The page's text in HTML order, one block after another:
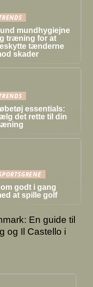
mundhygiejne
træning for at
tænderne
skader
essentials:
det rette til din
godt i gang
at spille golf
En guide til
og Il Castello i